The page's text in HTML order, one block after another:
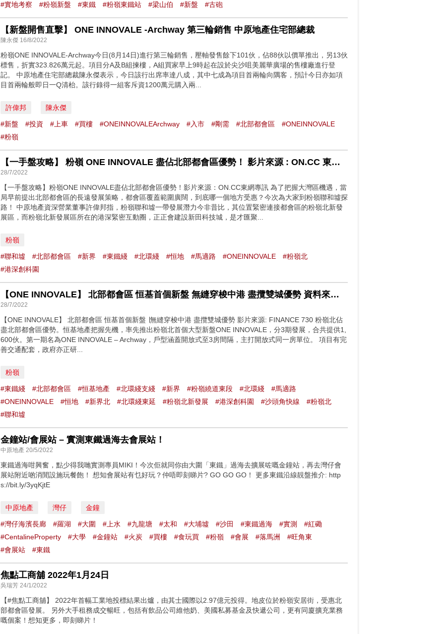
#實地考察
#粉嶺新盤 #東鐵 #粉嶺東鐵站 #梁山伯 #新盤 #古砲
【新盤開售直擊】 ONE INNOVALE -Archway 第三輪銷售 中原地產住宅部總裁
陳永傑 16/8/2022
粉嶺ONE INNOVALE-Archway今日(8月14日)進行第三輪銷售，壓軸發售餘下101伙，佔88伙以價單推出，另13伙
標售，折實323.826萬元起。項目分A及B組揀樓，A組買家早上9時起在設於尖沙咀美麗華廣場的售樓廠進行登
記。 中原地產住宅部總裁陳永傑表示，今日該行出席率達八成，其中七成為項目首兩輪向隅客，預計今日亦如項
目首兩輪般即日一Q清枱。該行錄得一組客斥資1200萬元購入兩...
許偉邦 陳永傑
#新盤 #投資 #上車 #買樓 #ONEINNOVALEArchway #入市 #剛需 #北部都會區
#ONEINNOVALE
#粉嶺
【一手盤攻略】 粉嶺 ONE INNOVALE 盡佔北部都會區優勢！ 影片來源 : ON.CC 東網專訊
28/7/2022
【一手盤攻略】粉嶺ONE INNOVALE盡佔北部都會區優勢！影片來源：ON.CC東網專訊 為了把握大灣區機遇，當
局早前提出北部都會區的長遠發展策略，都會區覆蓋範圍廣闊，到底哪一個地方受惠？今次為大家到粉嶺聯和墟探
路！ 中原地產資深營業董事許偉邦指，粉嶺聯和墟一帶發展潛力今非昔比，其位置緊密連接都會區的粉嶺北新發
展區，而粉嶺北新發展區所在的港深緊密互動圈，正正會建設新田科技城，是才匯聚...
粉嶺
#聯和墟 #北部都會區 #新界 #東鐵綫 #北環綫 #恒地 #馬適路 #ONEINNOVALE
#粉嶺北
#港深創科園
【ONE INNOVALE】 北部都會區 恒基首個新盤 無縫穿梭中港 盡攬雙城優勢 資料來源: Finance730
28/7/2022
【ONE INNOVALE】 北部都會區 恒基首個新盤 ∣無縫穿梭中港 盡攬雙城優勢 影片來源: FINANCE 730 粉嶺北佔
盡北部都會區優勢。恒基地產把握先機，率先推出粉嶺北首個大型新盤ONE INNOVALE，分3期發展，合共提供1,
600伙。第一期名為ONE INNOVALE – Archway，戶型涵蓋開放式至3房間隔，主打開放式同一房單位。 項目有完
善交通配套，政府亦正研...
粉嶺
#東鐵綫 #北部都會區 #恒基地產 #北環綫支綫 #新界 #粉嶺繞道東段 #北環綫
#馬適路
#ONEINNOVALE
#恒地 #新界北 #北環綫東延 #粉嶺北新發展 #港深創科園 #沙頭角快線
#粉嶺北
#聯和墟
金鐘站/會展站 – 實測東鐵過海去會展站！
中原地產 20/5/2022
東鐵過海咁興奮，點少得我哋實測專員MIKI！今次佢就同你由大圍「東鐵」過海去擴展咗嘅金鐘站，再去灣仔會
展站附近啲消閒設施玩餐飽！ 想知會展站有乜好玩？仲唔即刻睇片? GO GO GO！ 更多東鐵沿線靚盤推介: http
s://bit.ly/3yqKjtE
中原地產 灣仔 金鐘
#灣仔海濱長廊 #羅湖 #大圍 #上水 #九龍塘 #太和 #大埔墟 #沙田 #東鐵過海 #實測
#紅磡
#CentalineProperty
#大學 #金鐘站 #火炭 #買樓 #食玩買 #粉嶺 #會展 #落馬洲
#旺角東
#會展站
#東鐵
焦點工商舖 2022年1月24日
吳瑞芳 24/1/2022
【#焦點工商舖】 2022年首幅工業地投標結果出爐，由其士國際以2.97億元投得。地皮位於粉嶺安居街，受惠北
部都會區發展。 另外大手租務成交暢旺，包括有飲品公司維他奶、美國私募基金及快遞公司，更有同廈擴充業務
嘅個案！想知更多，即刻睇片！